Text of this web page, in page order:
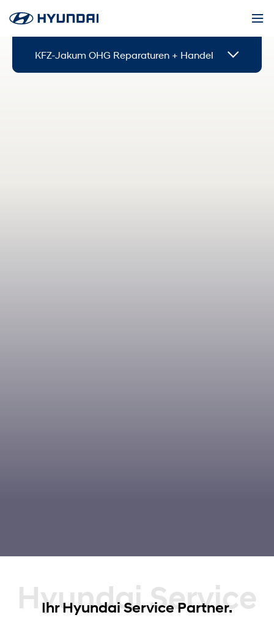
KFZ-Jakum OHG Reparaturen + Handel
Hyundai Service
Ihr Hyundai Service Partner.